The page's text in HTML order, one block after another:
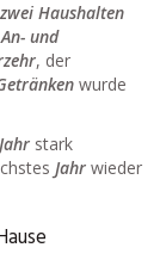
zwei Haushalten
An- und
, der
wurde
Jahr stark
Jahr wieder